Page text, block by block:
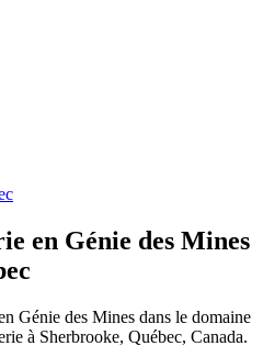
en Génie des Mines
Génie des Mines dans le domaine
à Sherbrooke, Québec, Canada.